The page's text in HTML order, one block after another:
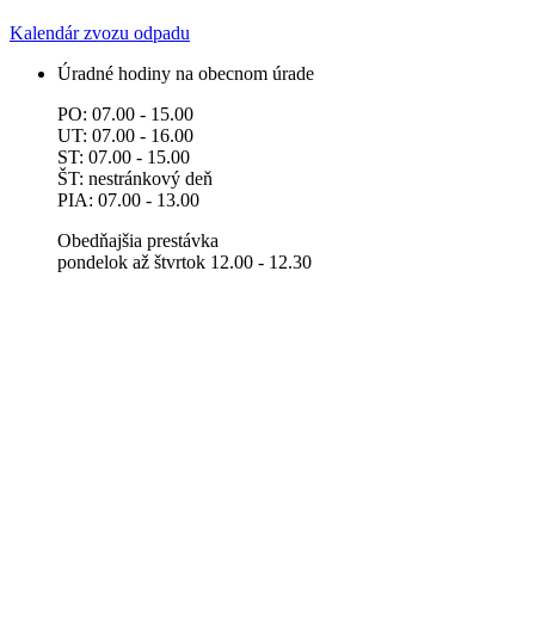
Kalendár zvozu odpadu
Úradné hodiny na obecnom úrade
PO: 07.00 - 15.00
UT: 07.00 - 16.00
ST: 07.00 - 15.00
ŠT: nestránkový deň
PIA: 07.00 - 13.00
Obedňajšia prestávka
pondelok až štvrtok 12.00 - 12.30